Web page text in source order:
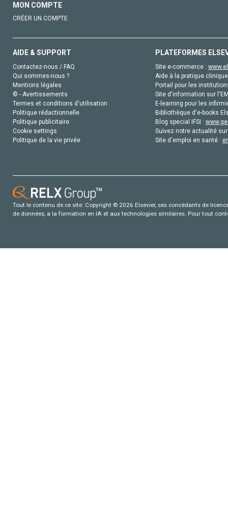
MON COMPTE
CRÉER UN COMPTE
AIDE & SUPPORT
Contactez-nous / FAQ
Qui sommes-nous ?
Mentions légales
© - Avertissements
Termes et conditions d'utilisation
Politique rédactionnelle
Politique publicitaire
Cookie settings
Politique de la vie privée
PLATEFORMES
Site e-commerce :
Aide à la pratique
Portail pour les
Site d'information sur
E-learning pour les
Bibliothèque d'e-books
Blog special IFSI :
Suivez notre actualité
Site d'emploi en santé :
Tout le contenu de ce site: Copyright © 2026 Elsevier, ses concédants de
de données, a la formation en IA et aux technologies similaires. Pour tout